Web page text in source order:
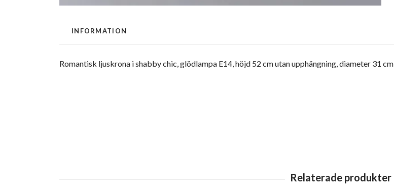
INFORMATION
Romantisk ljuskrona i shabby chic, glödlampa E14, höjd 52 cm utan upphängning, diameter 31 cm